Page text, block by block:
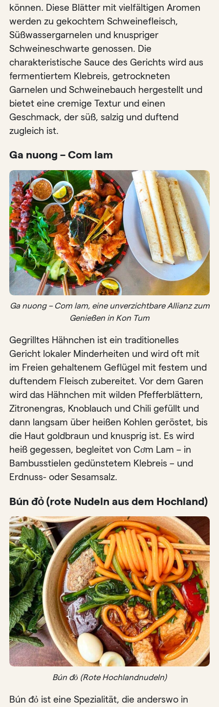
können. Diese Blätter mit vielfältigen Aromen
werden zu gekochtem Schweinefleisch,
Süßwassergarnelen und knuspriger
Schweineschwarte genossen. Die
charakteristische Sauce des Gerichts wird aus
fermentiertem Klebreis, getrockneten
Garnelen und Schweinebauch hergestellt und
bietet eine cremige Textur und einen
Geschmack, der süß, salzig und duftend
zugleich ist.
Ga nuong – Com lam
Ga nuong – Com lam, eine unverzichtbare Allianz zum
Genießen in Kon Tum
Gegrilltes Hähnchen ist ein traditionelles
Gericht lokaler Minderheiten und wird oft mit
im Freien gehaltenem Geflügel mit festem und
duftendem Fleisch zubereitet. Vor dem Garen
wird das Hähnchen mit wilden Pfefferblättern,
Zitronengras, Knoblauch und Chili gefüllt und
dann langsam über heißen Kohlen geröstet, bis
die Haut goldbraun und knusprig ist. Es wird
heiß gegessen, begleitet von Cơm Lam – in
Bambusstielen gedünstetem Klebreis – und
Erdnuss- oder Sesamsalz.
Bún đỏ (rote Nudeln aus dem Hochland)
Bún đỏ (Rote Hochlandnudeln)
Bún đỏ ist eine Spezialität, die anderswo in